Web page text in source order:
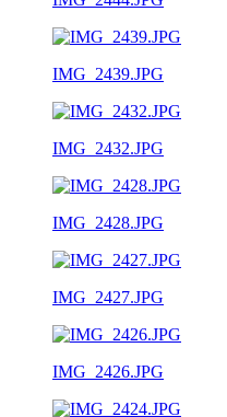
IMG_2439.JPG
IMG_2432.JPG
IMG_2428.JPG
IMG_2427.JPG
IMG_2426.JPG